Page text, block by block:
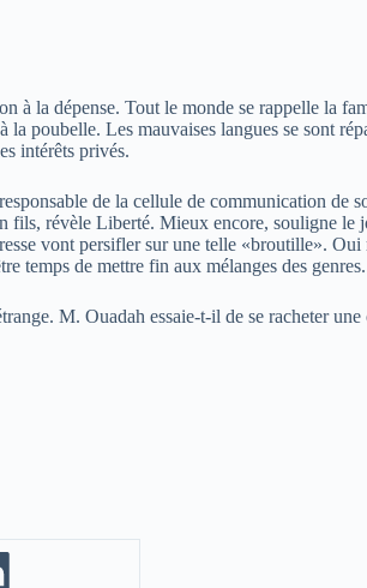
la dépense. Tout le monde se rappelle la
poubelle. Les mauvaises langues se sont
intérêts privés.
de la cellule de communication de
révèle Liberté. Mieux encore, souligne le
vont persifler sur une telle «broutille».
temps de mettre fin aux mélanges des genres.
M. Ouadah essaie-t-il de se racheter